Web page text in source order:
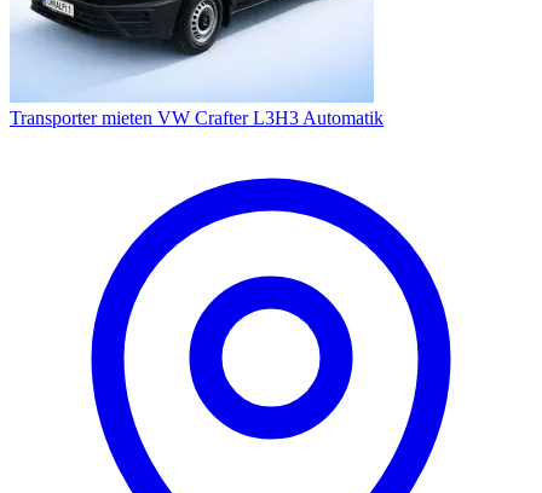
Transporter mieten VW Crafter L3H3 Automatik